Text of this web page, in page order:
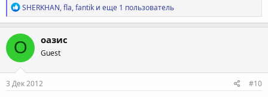
Р
е
а
к
ц
и
и
:
SHERKHAN,fla,fantik и еще 1 пользователь
О оазис
Guest
3 Дек 2012 #10